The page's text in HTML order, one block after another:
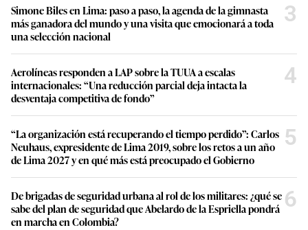
Simone Biles en Lima: paso a paso, la agenda de la gimnasta
más ganadora del mundo y una visita que emocionará a toda
una selección nacional
3
Aerolíneas responden a LAP sobre la TUUA a escalas
internacionales: “Una reducción parcial deja intacta la
desventaja competitiva de fondo”
4
“La organización está recuperando el tiempo perdido”: Carlos
Neuhaus, expresidente de Lima 2019, sobre los retos a un año
de Lima 2027 y en qué más está preocupado el Gobierno
5
De brigadas de seguridad urbana al rol de los militares: ¿qué se
sabe del plan de seguridad que Abelardo de la Espriella pondrá
en marcha en Colombia?
6